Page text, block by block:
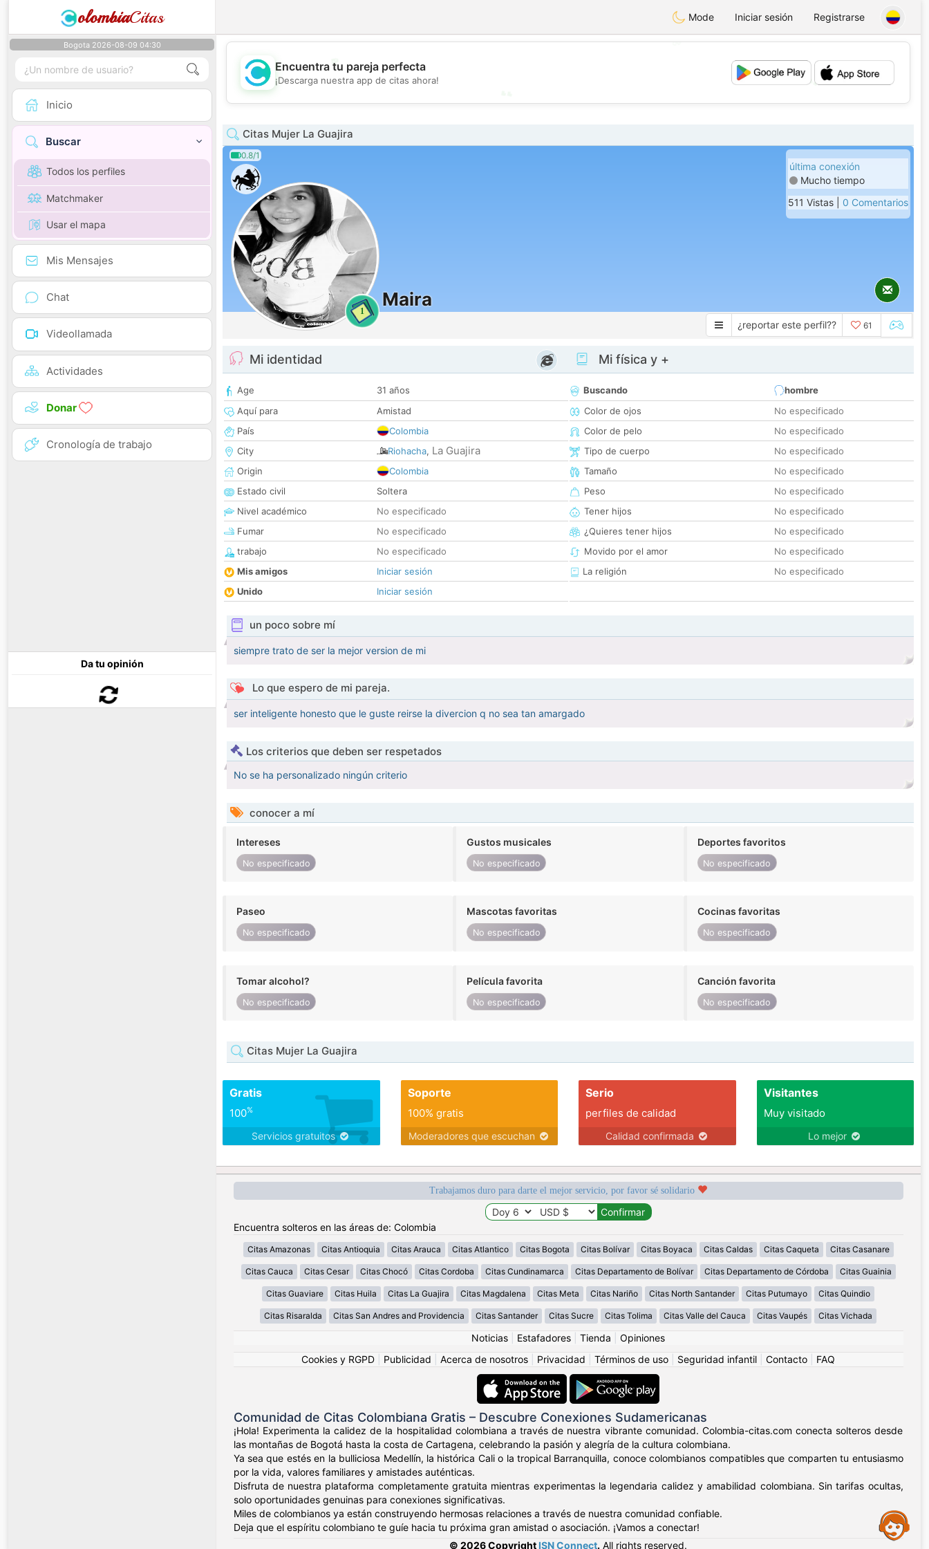
olombiaCitas Mode Iniciar sesión Registrarse
Bogota 2026-08-09 04:30
Inicio
Buscar
Todos los perfiles
Matchmaker
Usar el mapa
Mis Mensajes
Chat
Videollamada
Actividades
Donar
Cronología de trabajo
Da tu opinión
💖
Encuentra tu pareja perfecta
¡Descarga nuestra app de citas ahora!
Citas Mujer La Guajira
0.8/1
1
Maira
última conexión
Mucho tiempo
511 Vistas | 0 Comentarios
¿reportar este perfil?? 61
Mi identidad
Age
31 años
Aquí para
Amistad
País
Colombia
City
Riohacha, La Guajira
Origin
Colombia
Estado civil
Soltera
Nivel académico
No especificado
Fumar
No especificado
trabajo
No especificado
Mis amigos
Iniciar sesión
Unido
Iniciar sesión
Mi física y +
Buscando
hombre
Color de ojos
No especificado
Color de pelo
No especificado
Tipo de cuerpo
No especificado
Tamaño
No especificado
Peso
No especificado
Tener hijos
No especificado
¿Quieres tener hijos
No especificado
Movido por el amor
No especificado
La religión
No especificado
un poco sobre mí
siempre trato de ser la mejor version de mi
Lo que espero de mi pareja.
ser inteligente honesto que le guste reirse la divercion q no sea tan amargado
Los criterios que deben ser respetados
No se ha personalizado ningún criterio
conocer a mí
Intereses
No especificado
Gustos musicales
No especificado
Deportes favoritos
No especificado
Paseo
No especificado
Mascotas favoritas
No especificado
Cocinas favoritas
No especificado
Tomar alcohol?
No especificado
Película favorita
No especificado
Canción favorita
No especificado
Citas Mujer La Guajira
Gratis
100%
Servicios gratuitos
Soporte
100% gratis
Moderadores que escuchan
Serio
perfiles de calidad
Calidad confirmada
Visitantes
Muy visitado
Lo mejor
Trabajamos duro para darte el mejor servicio, por favor sé solidario
Encuentra solteros en las áreas de: Colombia
Citas Amazonas Citas Antioquia Citas Arauca Citas Atlantico Citas Bogota Citas Bolívar Citas Boyaca Citas Caldas Citas Caqueta Citas Casanare
Citas Cauca Citas Cesar Citas Chocó Citas Cordoba Citas Cundinamarca Citas Departamento de Bolívar Citas Departamento de Córdoba Citas Guainia
Citas Guaviare Citas Huila Citas La Guajira Citas Magdalena Citas Meta Citas Nariño Citas North Santander Citas Putumayo Citas Quindio
Citas Risaralda Citas San Andres and Providencia Citas Santander Citas Sucre Citas Tolima Citas Valle del Cauca Citas Vaupés Citas Vichada
Noticias Estafadores Tienda
Opiniones
Cookies y RGPD
Publicidad Acerca de nosotros Privacidad Términos de uso Seguridad infantil Contacto FAQ
Comunidad de Citas Colombiana Gratis – Descubre Conexiones Sudamericanas
¡Hola! Experimenta la calidez de la hospitalidad colombiana a través de nuestra vibrante comunidad. Colombia-citas.com conecta solteros desde
las montañas de Bogotá hasta la costa de Cartagena, celebrando la pasión y alegría de la cultura colombiana.
Ya sea que estés en la bulliciosa Medellín, la histórica Cali o la tropical Barranquilla, conoce colombianos compatibles que comparten tu entusiasmo
por la vida, valores familiares y amistades auténticas.
Disfruta de nuestra plataforma completamente gratuita mientras experimentas la legendaria calidez y amabilidad colombiana. Sin tarifas ocultas,
solo oportunidades genuinas para conexiones significativas.
Miles de colombianos ya están construyendo hermosas relaciones a través de nuestra comunidad confiable.
Deja que el espíritu colombiano te guíe hacia tu próxima gran amistad o asociación. ¡Vamos a conectar!
© 2026 Copyright ISN Connect. All rights reserved.
Assistance